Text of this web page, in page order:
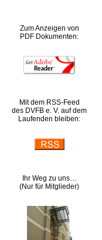
Zum Anzeigen von
PDF Dokumenten:
Mit dem RSS-Feed
des DVFB e. V. auf dem
Laufenden bleiben:
Ihr Weg zu uns…
(Nur für Mitglieder)